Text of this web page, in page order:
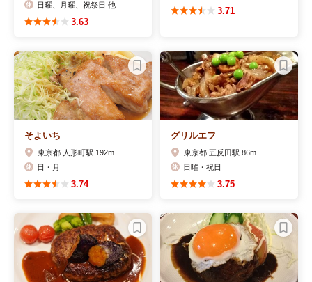
日曜、月曜、祝祭日 他
3.63
3.71
そよいち
東京都 人形町駅 192m
日・月
3.74
グリルエフ
東京都 五反田駅 86m
日曜・祝日
3.75